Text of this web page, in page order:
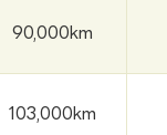
90,000km
103,000km